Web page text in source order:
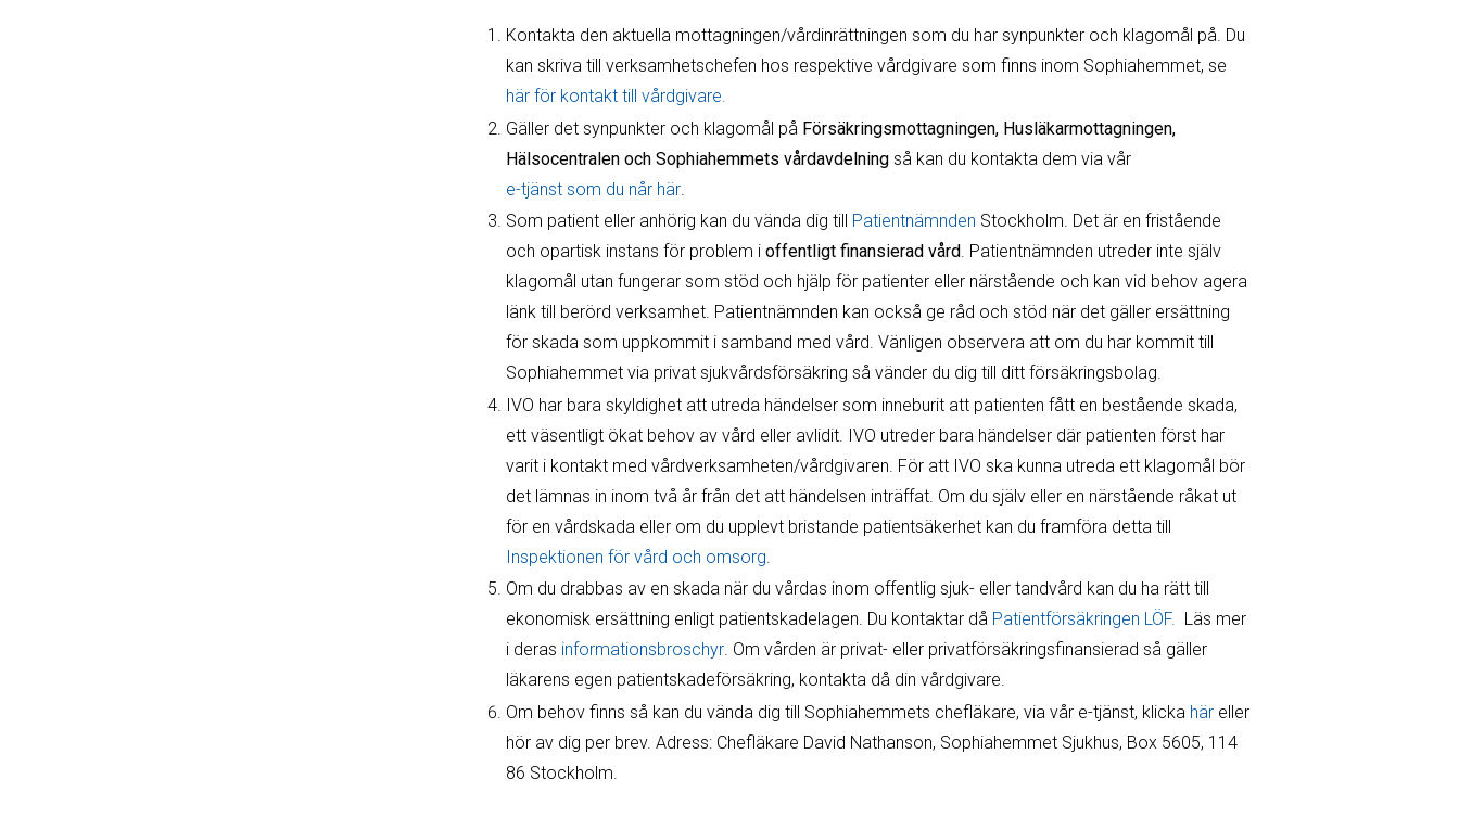
Kontakta den aktuella mottagningen/vårdinrättningen som du har synpunkter och klagomål på. Du
kan skriva till verksamhetschefen hos respektive vårdgivare som finns inom Sophiahemmet, se
här för kontakt till vårdgivare.
Gäller det synpunkter och klagomål på Försäkringsmottagningen, Husläkarmottagningen,
Hälsocentralen och Sophiahemmets vårdavdelningså kan du kontakta dem via vår
e-tjänst som du når här.
Som patient eller anhörig kan du vända dig till
Patientnämnden Stockholm. Det är en fristående
och opartisk instans för problem i offentligt finansierad vård. Patientnämnden utreder inte själv
klagomål utan fungerar som stöd och hjälp för patienter eller närstående och kan vid behov agera
länk till berörd verksamhet. Patientnämnden kan också ge råd och stöd när det gäller ersättning
för skada som uppkommit i samband med vård. Vänligen observera att om du har kommit till
Sophiahemmet via privat sjukvårdsförsäkring så vänder du dig till ditt försäkringsbolag.
IVO har bara skyldighet att utreda händelser som inneburit att patienten fått en bestående skada,
ett väsentligt ökat behov av vård eller avlidit. IVO utreder bara händelser där patienten först har
varit i kontakt med vårdverksamheten/vårdgivaren. För att IVO ska kunna utreda ett klagomål bör
det lämnas in inom två år från det att händelsen inträffat. Om du själv eller en närstående råkat ut
för en vårdskada eller om du upplevt bristande patientsäkerhet kan du framföra detta till
Inspektionen för vård och omsorg
Om du drabbas av en skada när du vårdas inom offentlig sjuk- eller tandvård kan du ha rätt till
ekonomisk ersättning enligt patientskadelagen. Du kontaktar då Patientförsäkringen LÖF. Läs mer
i deras informationsbroschyr. Om vården är privat- eller privatförsäkringsfinansierad så gäller
läkarens egen patientskadeförsäkring, kontakta då din vårdgivare.
Om behov finns så kan du vända dig till Sophiahemmets chefläkare, via vår e-tjänst, klicka häreller
hör av dig per brev. Adress: Chefläkare David Nathanson, Sophiahemmet Sjukhus, Box 5605, 114
86 Stockholm.